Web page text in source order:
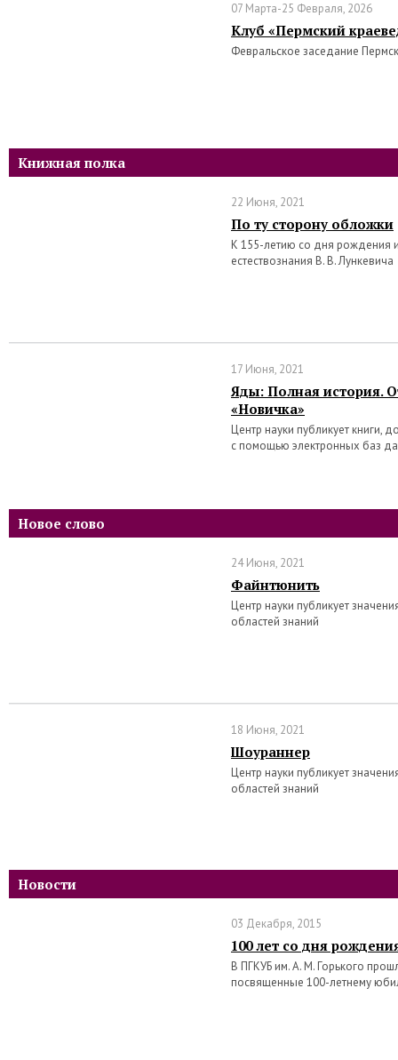
07 Марта-25 Февраля, 2026
Клуб «Пермский
Февральское заседание
Книжная полка
22 Июня, 2021
По ту сторону обложки
К 155-летию со дня рождения
естествознания В. В. Лункевича
17 Июня, 2021
Яды: Полная история.
«Новичка»
Центр науки публикует книги,
с помощью электронных баз
Новое слово
24 Июня, 2021
Файнтюнить
Центр науки публикует
областей знаний
18 Июня, 2021
Шоураннер
Центр науки публикует
областей знаний
Новости
03 Декабря, 2015
100 лет со дня
В ПГКУБ им. А. М. Горького
посвященные 100-летнему